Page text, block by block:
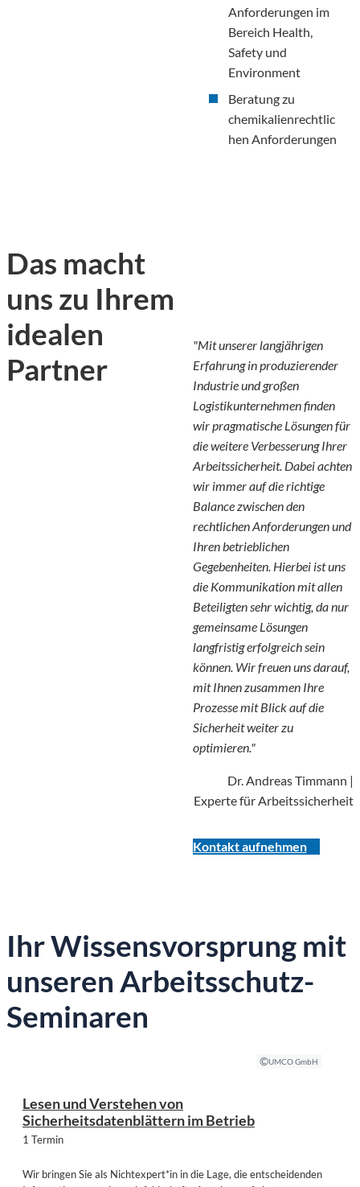
Anforderungen im
Bereich Health,
Safety und
Environment
Beratung zu
chemikalienrechtlic
hen Anforderungen
Das macht
uns zu Ihrem
idealen
Partner
"Mit unserer langjährigen
Erfahrung in produzierender
Industrie und großen
Logistikunternehmen finden
wir pragmatische Lösungen für
die weitere Verbesserung Ihrer
Arbeitssicherheit. Dabei achten
wir immer auf die richtige
Balance zwischen den
rechtlichen Anforderungen und
Ihren betrieblichen
Gegebenheiten. Hierbei ist uns
die Kommunikation mit allen
Beteiligten sehr wichtig, da nur
gemeinsame Lösungen
langfristig erfolgreich sein
können. Wir freuen uns darauf,
mit Ihnen zusammen Ihre
Prozesse mit Blick auf die
Sicherheit weiter zu
optimieren."
Dr. Andreas Timmann |
Experte für Arbeitssicherheit
Kontakt aufnehmen
Ihr Wissensvorsprung mit
unseren Arbeitsschutz-
Seminaren
©UMCO GmbH
Lesen und Verstehen von
Sicherheitsdatenblättern im Betrieb
1 Termin
Wir bringen Sie als Nichtexpert*in in die Lage, die entscheidenden